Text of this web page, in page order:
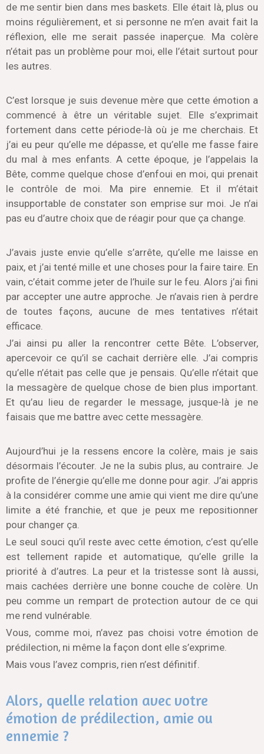
de me sentir bien dans mes baskets. Elle était là, plus ou
moins régulièrement, et si personne ne m’en avait fait la
réflexion, elle me serait passée inaperçue. Ma colère
n’était pas un problème pour moi, elle l’était surtout pour
les autres.
C’est lorsque je suis devenue mère que cette émotion a
commencé à être un véritable sujet. Elle s’exprimait
fortement dans cette période-là où je me cherchais. Et
j’ai eu peur qu’elle me dépasse, et qu’elle me fasse faire
du mal à mes enfants. A cette époque, je l’appelais la
Bête, comme quelque chose d’enfoui en moi, qui prenait
le contrôle de moi. Ma pire ennemie. Et il m’était
insupportable de constater son emprise sur moi. Je n’ai
pas eu d’autre choix que de réagir pour que ça change.
J’avais juste envie qu’elle s’arrête, qu’elle me laisse en
paix, et j’ai tenté mille et une choses pour la faire taire. En
vain, c’était comme jeter de l’huile sur le feu. Alors j’ai fini
par accepter une autre approche. Je n’avais rien à perdre
de toutes façons, aucune de mes tentatives n’était
efficace.
J’ai ainsi pu aller la rencontrer cette Bête. L’observer,
apercevoir ce qu’il se cachait derrière elle. J’ai compris
qu’elle n’était pas celle que je pensais. Qu’elle n’était que
la messagère de quelque chose de bien plus important.
Et qu’au lieu de regarder le message, jusque-là je ne
faisais que me battre avec cette messagère.
Aujourd’hui je la ressens encore la colère, mais je sais
désormais l’écouter. Je ne la subis plus, au contraire. Je
profite de l’énergie qu’elle me donne pour agir. J’ai appris
à la considérer comme une amie qui vient me dire qu’une
limite a été franchie, et que je peux me repositionner
pour changer ça.
Le seul souci qu’il reste avec cette émotion, c’est qu’elle
est tellement rapide et automatique, qu’elle grille la
priorité à d’autres. La peur et la tristesse sont là aussi,
mais cachées derrière une bonne couche de colère. Un
peu comme un rempart de protection autour de ce qui
me rend vulnérable.
Vous, comme moi, n’avez pas choisi votre émotion de
prédilection, ni même la façon dont elle s’exprime.
Mais vous l’avez compris, rien n’est définitif.
Alors, quelle relation avec votre
émotion de prédilection, amie ou
ennemie ?